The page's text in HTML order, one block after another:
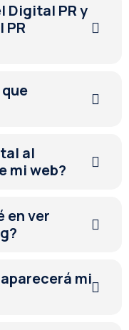
Digital PR y
PR
al
mi web?
en ver
mi